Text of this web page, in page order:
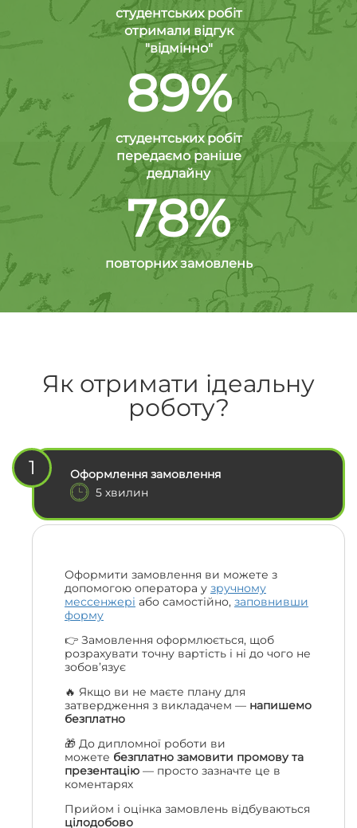
студентських робіт
отримали відгук
"відмінно"
89%
студентських робіт
передаємо раніше
дедлайну
78%
повторних замовлень
Як отримати ідеальну
роботу?
1
Оформлення замовлення
5 хвилин
Оформити замовлення ви можете з
допомогою оператора у зручному
мессенжері або самостійно, заповнивши
форму
👉 Замовлення оформлюється, щоб
розрахувати точну вартість і ні до чого не
зобов’язує
🔥 Якщо ви не маєте плану для
затвердження з викладачем — напишемо
безплатно
🎁 До дипломної роботи ви
можете безплатно замовити промову та
презентацію — просто зазначте це в
коментарях
Прийом і оцінка замовлень відбуваються
цілодобово